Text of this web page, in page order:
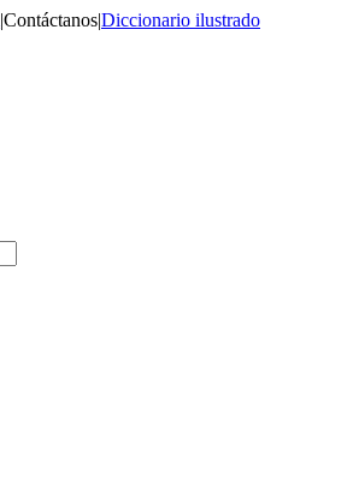
|Contáctanos|Diccionario ilustrado